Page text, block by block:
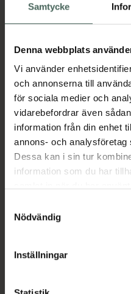
Samtycke
Denna webbplats
Vi använder
och annonserna till
för sociala medier och
vidarebefordrar även
information från din enhet
annons- och
Dessa kan i sin tur
information som du har
återkalla ditt samtycke via
cookieinställningar. Ett
lagligheten av behandling
Nödvändig
Inställningar
Beskrivning
Läs alltid
användning.
EAN: